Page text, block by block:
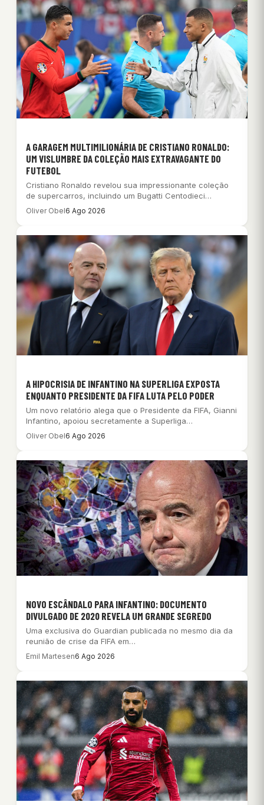
A GARAGEM MULTIMILIONÁRIA DE CRISTIANO RONALDO:
UM VISLUMBRE DA COLEÇÃO MAIS EXTRAVAGANTE DO
FUTEBOL
Cristiano Ronaldo revelou sua impressionante coleção
de supercarros, incluindo um Bugatti Centodieci
ultrarraro, avaliada em…
Oliver Obel6 Ago 2026
A HIPOCRISIA DE INFANTINO NA SUPERLIGA EXPOSTA
ENQUANTO PRESIDENTE DA FIFA LUTA PELO PODER
Um novo relatório alega que o Presidente da FIFA, Gianni
Infantino, apoiou secretamente a Superliga…
Oliver Obel6 Ago 2026
NOVO ESCÂNDALO PARA INFANTINO: DOCUMENTO
DIVULGADO DE 2020 REVELA UM GRANDE SEGREDO
Uma exclusiva do Guardian publicada no mesmo dia da
reunião de crise da FIFA em…
Emil Martesen6 Ago 2026